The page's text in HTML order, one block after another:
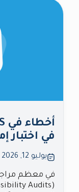
في اختبار
يوليو 12, 2026
في معظم